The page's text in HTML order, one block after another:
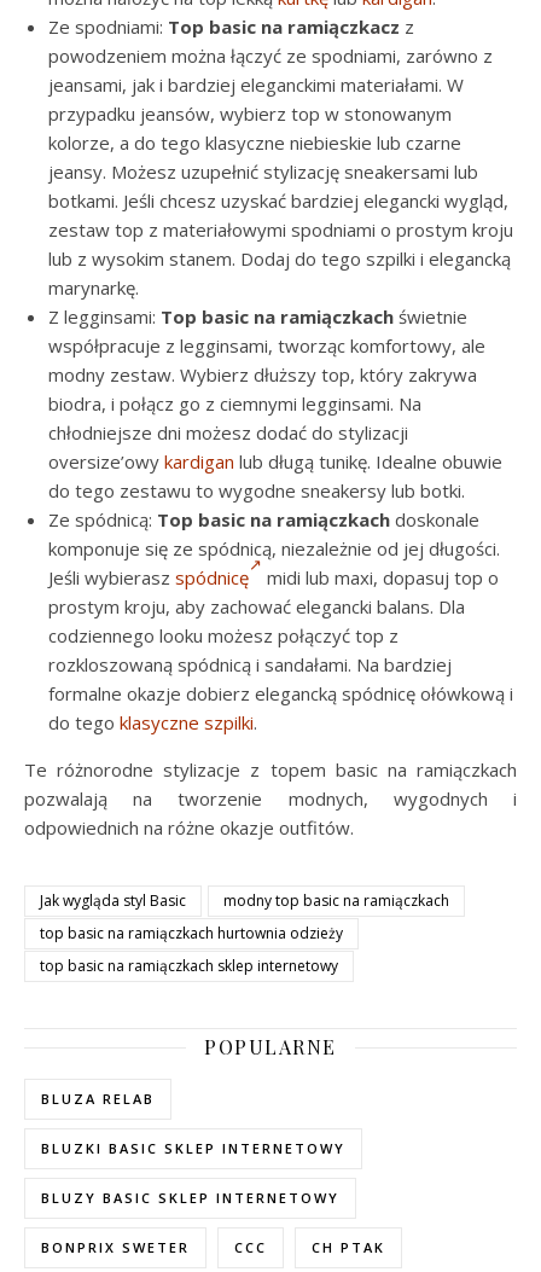
Ze spodniami: Top basic na ramiączkacz z
powodzeniem można łączyć ze spodniami, zarówno z
jeansami, jak i bardziej eleganckimi materiałami. W
przypadku jeansów, wybierz top w stonowanym
kolorze, a do tego klasyczne niebieskie lub czarne
jeansy. Możesz uzupełnić stylizację sneakersami lub
botkami. Jeśli chcesz uzyskać bardziej elegancki wygląd,
zestaw top z materiałowymi spodniami o prostym kroju
lub z wysokim stanem. Dodaj do tego szpilki i elegancką
marynarkę.
Z legginsami: Top basic na ramiączkach świetnie
współpracuje z legginsami, tworząc komfortowy, ale
modny zestaw. Wybierz dłuższy top, który zakrywa
biodra, i połącz go z ciemnymi legginsami. Na
chłodniejsze dni możesz dodać do stylizacji
oversize’owy kardigan lub długą tunikę. Idealne obuwie
do tego zestawu to wygodne sneakersy lub botki.
Ze spódnicą: Top basic na ramiączkach doskonale
komponuje się ze spódnicą, niezależnie od jej długości.
Jeśli wybierasz spódnicę
midi lub maxi, dopasuj top o
prostym kroju, aby zachować elegancki balans. Dla
codziennego looku możesz połączyć top z
rozkloszowaną spódnicą i sandałami. Na bardziej
formalne okazje dobierz elegancką spódnicę ołówkową i
do tego klasyczne szpilki.
Te różnorodne stylizacje z topem basic na ramiączkach
pozwalają na tworzenie modnych, wygodnych i
odpowiednich na różne okazje outfitów.
Jak wygląda styl Basic
modny top basic na ramiączkach
top basic na ramiączkach hurtownia odzieży
top basic na ramiączkach sklep internetowy
POPULARNE
BLUZA RELAB
BLUZKI BASIC SKLEP INTERNETOWY
BLUZY BASIC SKLEP INTERNETOWY
BONPRIX SWETER CCC CH PTAK